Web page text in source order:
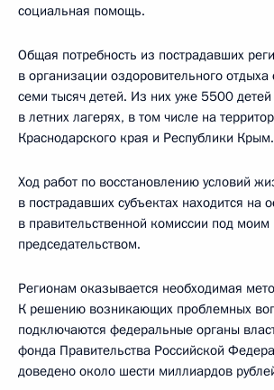
социальная помощь.
Общая потребность из пострадавших
в организации оздоровительного отдыха
семи тысяч детей. Из них уже 5500 детей
в летних лагерях, в том числе на
Краснодарского края и Республики Крым.
Ход работ по восстановлению условий
в пострадавших субъектах находится на
в правительственной комиссии под моим
председательством.
Регионам оказывается необходимая
К решению возникающих проблемных
подключаются федеральные органы
фонда Правительства Российской
доведено около шести миллиардов